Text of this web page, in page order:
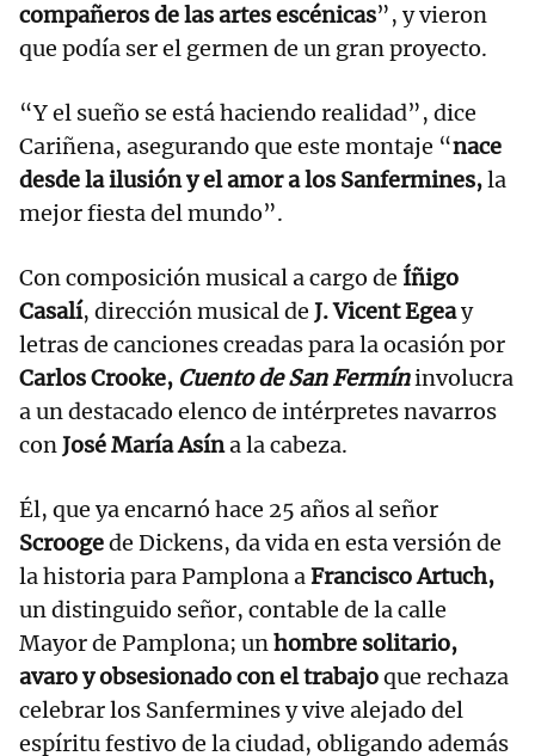
compañeros de las artes escénicas”, y vieron
que podía ser el germen de un gran proyecto.
“Y el sueño se está haciendo realidad”, dice
Cariñena, asegurando que este montaje “nace
desde la ilusión y el amor a los Sanfermines,la
mejor fiesta del mundo”.
Con composición musical a cargo de Íñigo
Casalí, dirección musical de J. Vicent Egeay
letras de canciones creadas para la ocasión por
Carlos Crooke, Cuento de San Fermíninvolucra
a un destacado elenco de intérpretes navarros
conJosé María Asína la cabeza.
Él, que ya encarnó hace 25 años al señor
Scroogede Dickens, da vida en esta versión de
la historia para Pamplona aFrancisco Artuch,
un distinguido señor, contable de la calle
Mayor de Pamplona; unhombre solitario,
avaro y obsesionado con el trabajoque rechaza
celebrar los Sanfermines y vive alejado del
espíritu festivo de la ciudad, obligando además